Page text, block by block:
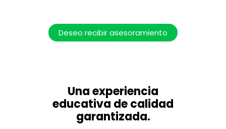
Deseo recibir asesoramiento
Una experiencia
educativa de calidad
garantizada.